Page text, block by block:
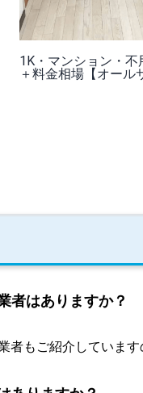
1K・マンション・
＋料金相場【オール
者はありますか？
者もご紹介していま